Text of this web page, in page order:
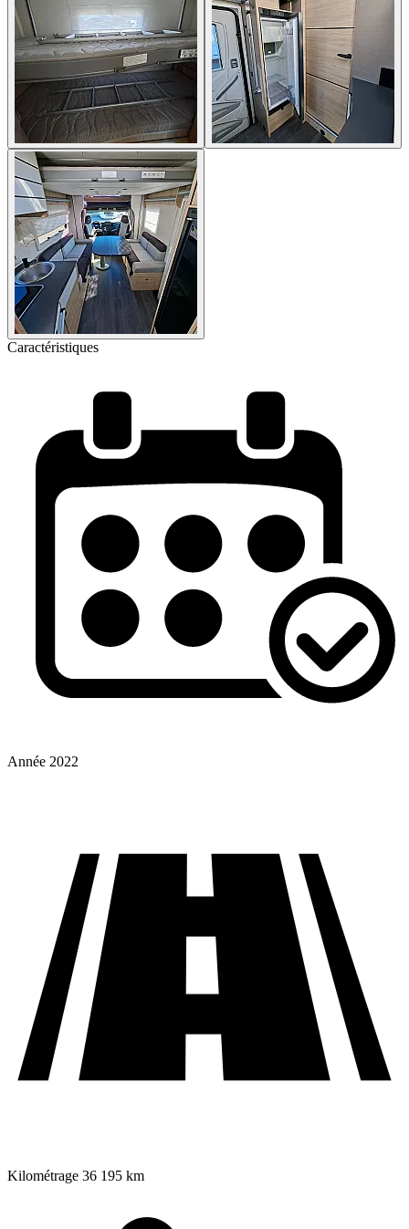
Caractéristiques
Année 2022
Kilométrage 36 195 km